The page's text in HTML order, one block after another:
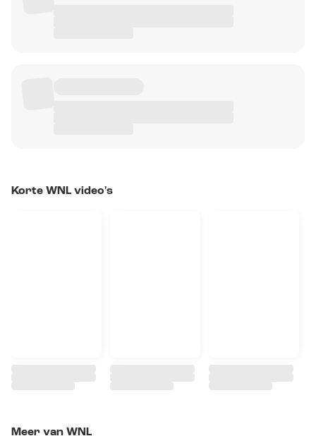
Korte WNL video's
Meer van WNL